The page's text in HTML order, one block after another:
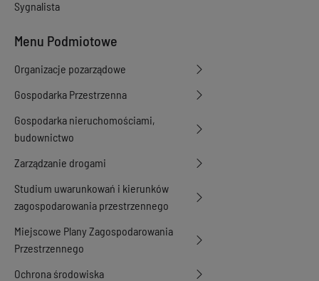
Sygnalista
Menu Podmiotowe
Organizacje pozarządowe
Gospodarka Przestrzenna
Gospodarka nieruchomościami,
budownictwo
Zarządzanie drogami
Studium uwarunkowań i kierunków
zagospodarowania przestrzennego
Miejscowe Plany Zagospodarowania
Przestrzennego
Ochrona środowiska